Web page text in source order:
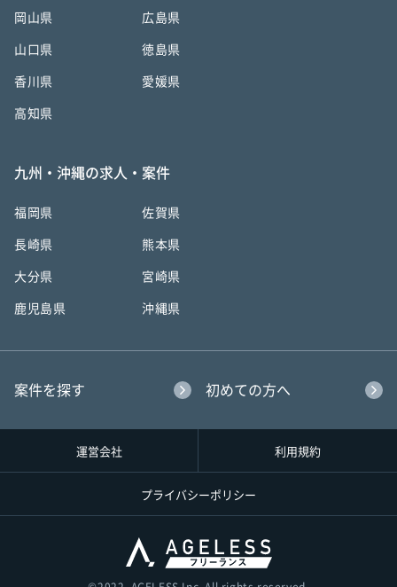
岡山県 広島県
山口県 徳島県
香川県 愛媛県
高知県
九州・沖縄の求人・案件
福岡県 佐賀県
長崎県 熊本県
大分県 宮崎県
鹿児島県 沖縄県
案件を探す 初めての方へ
運営会社 利用規約
プライバシーポリシー